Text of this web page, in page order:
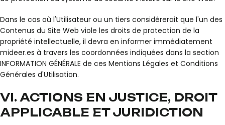
Dans le cas où l'Utilisateur ou un tiers considérerait que l'un des
Contenus du Site Web viole les droits de protection de la
propriété intellectuelle, il devra en informer immédiatement
mideer.es à travers les coordonnées indiquées dans la section
INFORMATION GÉNÉRALE de ces Mentions Légales et Conditions
Générales d'Utilisation.
VI. ACTIONS EN JUSTICE, DROIT
APPLICABLE ET JURIDICTION